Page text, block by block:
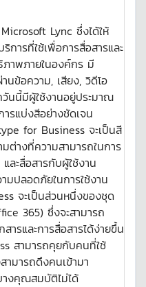
Lync ซึ่งได้ให้
การที่ใช้เพื่อการสื่อสารและ
ภาพภายในองค์กร มี
ข้อความ, เสียง, วิดีโอ
นนี้มีผู้ใช้งานอยู่ประมาณ
รแบ่งสีอย่างชัดเจน
for Business จะเป็นสี
ต่างที่ความสามารถในการ
ละสื่อสารกับผู้ใช้งาน
มปลอดภัยในการใช้งาน
จะเป็นส่วนหนึ่งของชุด
365) ซึ่งจะสามารถ
ารและการสื่อสารได้ง่ายขึ้น
สามารถคุยกับคนที่ใช้
มารถดึงคนเข้ามา
างคุณสมบัติไม่ได้